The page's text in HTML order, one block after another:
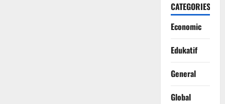
CATEGORIES
Economic
Edukatif
General
Global